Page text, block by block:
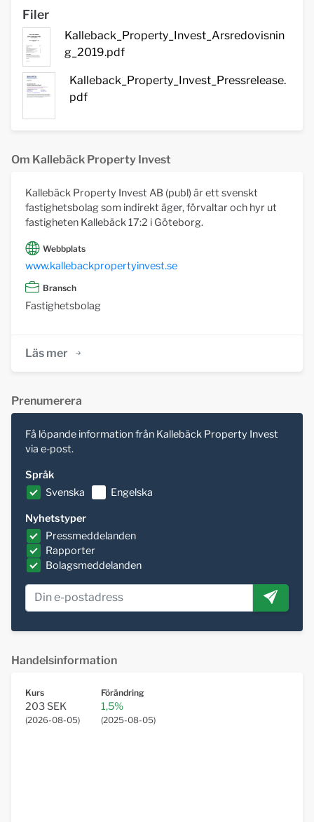
Filer
Kalleback_Property_Invest_Arsredovisnin
g_2019.pdf
Kalleback_Property_Invest_Pressrelease.
pdf
Om Kallebäck Property Invest
Kallebäck Property Invest AB (publ) är ett svenskt
fastighetsbolag som indirekt äger, förvaltar och hyr ut
fastigheten Kallebäck 17:2 i Göteborg.
Webbplats
www.kallebackpropertyinvest.se
Bransch
Fastighetsbolag
Läs mer
Prenumerera
Få löpande information från Kallebäck Property Invest
via e-post.
Språk
Svenska
Engelska
Nyhetstyper
Pressmeddelanden
Rapporter
Bolagsmeddelanden
Handelsinformation
Kurs
203 SEK
(2026-08-05)
Förändring
1,5%
(2025-08-05)